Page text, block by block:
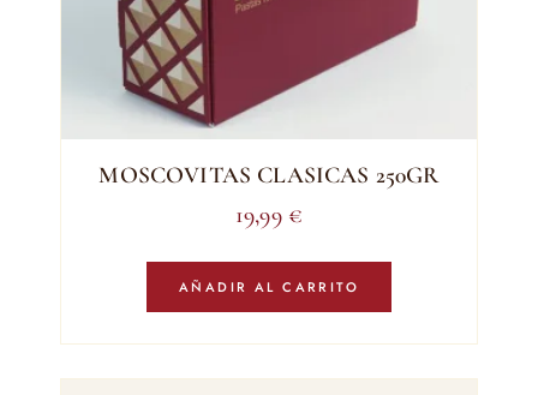
MOSCOVITAS CLASICAS 250GR
19,99 €
AÑADIR AL CARRITO